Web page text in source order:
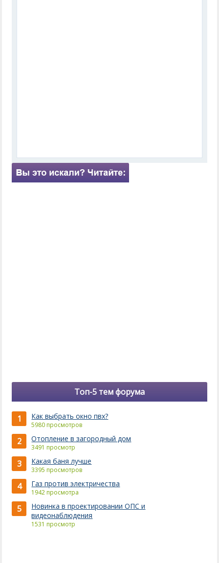
Топ-5 тем форума
1 Как выбрать окно пвх?
5980 просмотров
2 Отопление в загородный дом
3491 просмотр
3 Какая баня лучше
3395 просмотров
4 Газ против электричества
1942 просмотра
5
Новинка в проектировании ОПС и
видеонаблюдения
1531 просмотр